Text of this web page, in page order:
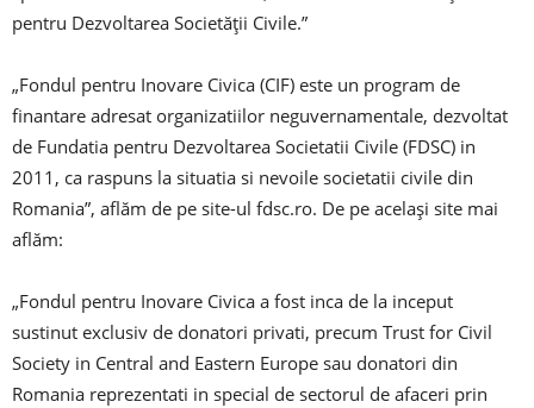
pentru Dezvoltarea Societăţii Civile.”
„Fondul pentru Inovare Civica (CIF) este un program de
finantare adresat organizatiilor neguvernamentale, dezvoltat
de Fundatia pentru Dezvoltarea Societatii Civile (FDSC) in
2011, ca raspuns la situatia si nevoile societatii civile din
Romania”, aflăm de pe site-ul fdsc.ro. De pe același site mai
aflăm:
„Fondul pentru Inovare Civica a fost inca de la inceput
sustinut exclusiv de donatori privati, precum Trust for Civil
Society in Central and Eastern Europe sau donatori din
Romania reprezentati in special de sectorul de afaceri prin